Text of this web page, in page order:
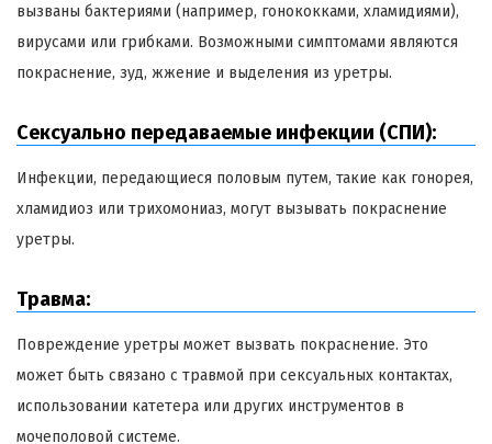
вызваны бактериями (например, гонококками, хламидиями),
вирусами или грибками. Возможными симптомами являются
покраснение, зуд, жжение и выделения из уретры.
Сексуально передаваемые инфекции (СПИ):
Инфекции, передающиеся половым путем, такие как гонорея,
хламидиоз или трихомониаз, могут вызывать покраснение
уретры.
Травма:
Повреждение уретры может вызвать покраснение. Это
может быть связано с травмой при сексуальных контактах,
использовании катетера или других инструментов в
мочеполовой системе.